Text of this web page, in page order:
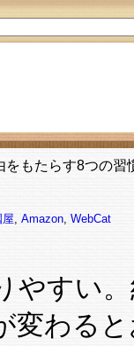
もたらす8つの習
, Amazon, WebCat
やすい
変わる